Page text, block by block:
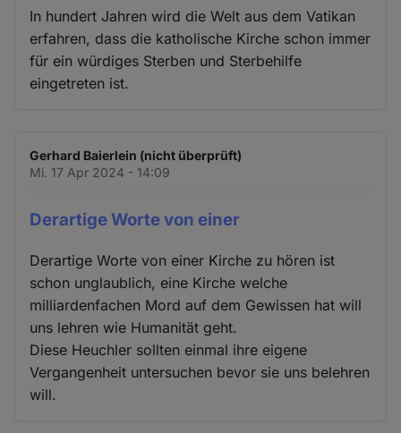
In hundert Jahren wird die Welt aus dem Vatikan
erfahren, dass die katholische Kirche schon immer
für ein würdiges Sterben und Sterbehilfe
eingetreten ist.
Gerhard Baierlein (nicht überprüft)
Mi. 17 Apr 2024 - 14:09
Derartige Worte von einer
Derartige Worte von einer Kirche zu hören ist
schon unglaublich, eine Kirche welche
milliardenfachen Mord auf dem Gewissen hat will
uns lehren wie Humanität geht.
Diese Heuchler sollten einmal ihre eigene
Vergangenheit untersuchen bevor sie uns belehren
will.